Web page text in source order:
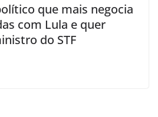
que mais negocia
com Lula e quer
do STF